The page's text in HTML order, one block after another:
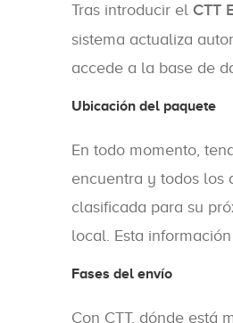
Tras introducir el CTT
sistema actualiza
accede a la base de
Ubicación del paquete
En todo momento,
encuentra y todos los
clasificada para su
local. Esta
Fases del envío
Con CTT, dónde está